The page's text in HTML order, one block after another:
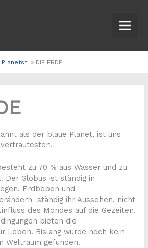
Planetsti DIE ERDE
als der blaue Planet, ist uns
zu 70 % aus Wasser und zu
Der Globus ist ständig in
Erdbeben und
ständig ihr Aussehen, nicht
des Mondes auf die Gezeiten.
bieten die
Leben. Bislang wurde noch kein
Weltraum gefunden.